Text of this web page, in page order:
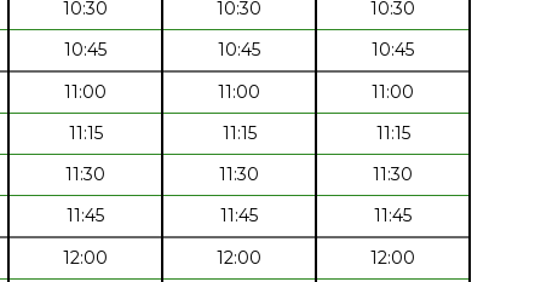
10:30 10:30
10:30
10:45 10:45
10:45
11:00 11:00
11:00
11:15 11:15
11:15
11:30 11:30
11:30
11:45 11:45
11:45
12:00 12:00
12:00